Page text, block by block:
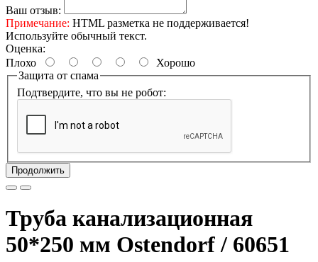
Ваш отзыв:
Примечание: HTML разметка не поддерживается!
Используйте обычный текст.
Оценка:
Плохо
Хорошо
Защита от спама
Подтвердите, что вы не робот:
Продолжить
Труба канализационная
50*250 мм Ostendorf / 60651